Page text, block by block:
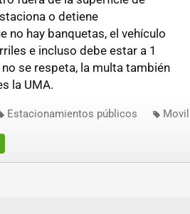
o detiene
no hay banquetas, el vehículo
e incluso debe estar a 1
se respeta, la multa también
la UMA.
Estacionamientos públicos